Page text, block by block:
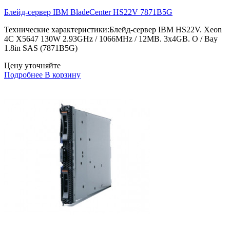
Блейд-сервер IBM BladeCenter HS22V 7871B5G
Технические характеристики:Блейд-сервер IBM HS22V. Xeon
4C X5647 130W 2.93GHz / 1066MHz / 12MB. 3x4GB. O / Bay
1.8in SAS (7871B5G)
Цену уточняйте
Подробнее В корзину